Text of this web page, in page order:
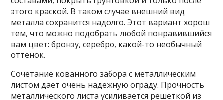
этого краской. В таком случае внешний вид
металла сохранится надолго. Этот вариант хорош
тем, что можно подобрать любой понравившийся
вам цвет: бронзу, серебро, какой-то необычный
оттенок.
Сочетание кованного забора с металлическим
листом дает очень надежную ограду. Прочность
металлического листа усиливается решеткой из